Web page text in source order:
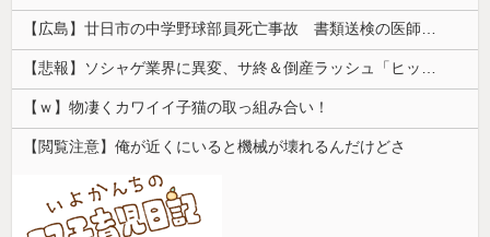
【広島】廿日市の中学野球部員死亡事故 書類送検の医師、別人のCT画像で診察した疑い 頭部出血に気づかなかった可能性
【悲報】ソシャゲ業界に異変、サ終＆倒産ラッシュ「ヒット一本で一攫千金」は過去の話に
【ｗ】物凄くカワイイ子猫の取っ組み合い！
【閲覧注意】俺が近くにいると機械が壊れるんだけどさ